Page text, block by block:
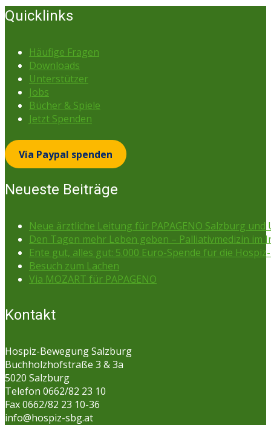
Quicklinks
Häufige Fragen
Downloads
Unterstützer
Jobs
Bücher & Spiele
Jetzt Spenden
Via Paypal spenden
Neueste Beiträge
Neue ärztliche Leitung für PAPAGENO Salzburg und
Den Tagen mehr Leben geben – Palliativmedizin im
Ente gut, alles gut: 5.000 Euro-Spende für die
Besuch zum Lachen
Via MOZART für PAPAGENO
Kontakt
Hospiz-Bewegung Salzburg
Buchholzhofstraße 3 & 3a
5020 Salzburg
Telefon 0662/82 23 10
Fax 0662/82 23 10-36
info@hospiz-sbg.at